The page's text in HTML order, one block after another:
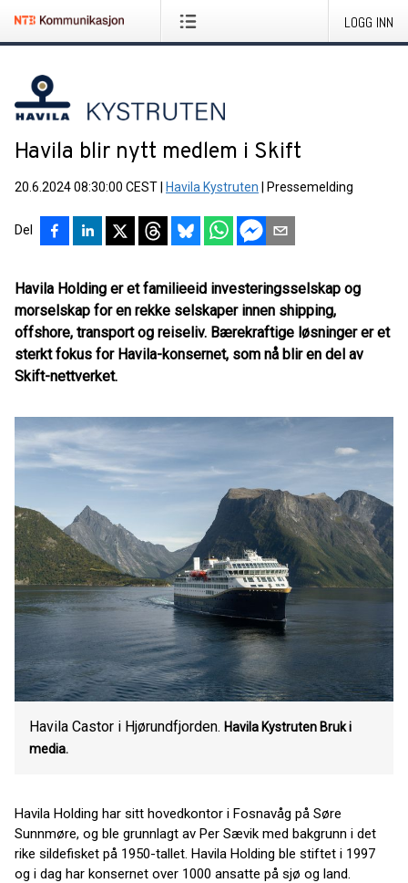
LOGG INN
Havila blir nytt medlem i Skift
20.6.2024 08:30:00 CEST Havila Kystruten Pressemelding
Del
Havila Holding er et familieeid investeringsselskap og
morselskap for en rekke selskaper innen shipping,
offshore, transport og reiseliv. Bærekraftige løsninger er et
sterkt fokus for Havila-konsernet, som nå blir en del av
Skift-nettverket.
Havila Castor i Hjørundfjorden. Havila Kystruten Bruk i
media.
Havila Holding har sitt hovedkontor i Fosnavåg på Søre
Sunnmøre, og ble grunnlagt av Per Sævik med bakgrunn i det
rike sildefisket på 1950-tallet. Havila Holding ble stiftet i 1997
og i dag har konsernet over 1000 ansatte på sjø og land.